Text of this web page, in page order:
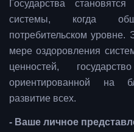
Государства
системы, когда
потребительском
мере оздоровления
ценностей,
ориентированной на
развитие всех.
- Ваше личное